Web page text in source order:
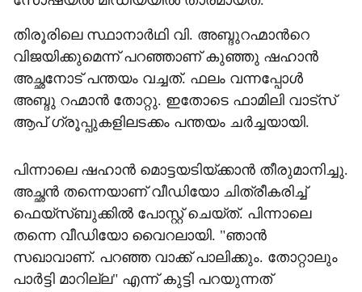
തിരൂരിലെ സ്ഥാനാർഥി വി. അബ്ദുറഹ്മാന്‍റെ
വിജയിക്കുമെന്ന് പറഞ്ഞാണ് കുഞ്ഞു ഷഹാൻ
അച്ഛനോട് പന്തയം വച്ചത്. ഫലം വന്നപ്പോൾ
അബ്ദു റഹ്മാൻ തോറ്റു. ഇതോടെ ഫാമിലി വാട്സ്
ആപ് ​ഗ്രൂപ്പുകളിലടക്കം പന്തയം ചർച്ചയായി.
പിന്നാലെ ഷഹാൻ മൊട്ടയടിയ്ക്കാൻ തീരുമാനിച്ചു.
അച്ഛൻ തന്നെയാണ് വീഡിയോ ചിത്രീകരിച്ച്
ഫെയ്സ്ബുക്കിൽ പോസ്റ്റ് ചെയ്ത്. പിന്നാലെ
തന്നെ വീഡിയോ വൈറലായി. "ഞാൻ
സഖാവാണ്. പറഞ്ഞ വാക്ക് പാലിക്കും. തോറ്റാലും
പാർട്ടി മാറില്ല" എന്ന് കുട്ടി പറയുന്നത്